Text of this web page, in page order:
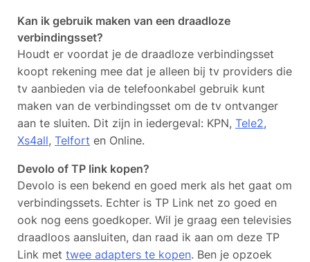
Kan ik gebruik maken van een draadloze
verbindingsset?
Houdt er voordat je de draadloze verbindingsset
koopt rekening mee dat je alleen bij tv providers die
tv aanbieden via de telefoonkabel gebruik kunt
maken van de verbindingsset om de tv ontvanger
aan te sluiten. Dit zijn in iedergeval: KPN, Tele2,
Xs4all, Telfort en Online.
Devolo of TP link kopen?
Devolo is een bekend en goed merk als het gaat om
verbindingssets. Echter is TP Link net zo goed en
ook nog eens goedkoper. Wil je graag een televisies
draadloos aansluiten, dan raad ik aan om deze TP
Link met twee adapters te kopen. Ben je opzoek